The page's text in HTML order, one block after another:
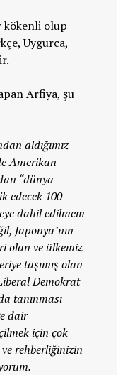
kökenli olup
Uygurca,
Arfiya, şu
aldığımız
Amerikan
“dünya
edecek 100
dahil edilmem
Japonya’nın
olan ve ülkemiz
taşımış olan
Demokrat
tanınması
dair
için çok
rehberliğinizin